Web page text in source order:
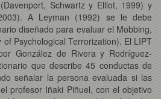
Schwartz y Elliot, 1999) y
A Leyman (1992) se le debe
diseñado para evaluar el Mobbing,
Psychological Terrorization). El LIPT
González de Rivera y Rodríguez-
que describe 45 conductas de
señalar la persona evaluada si las
profesor Iñaki Piñuel, con el objetivo